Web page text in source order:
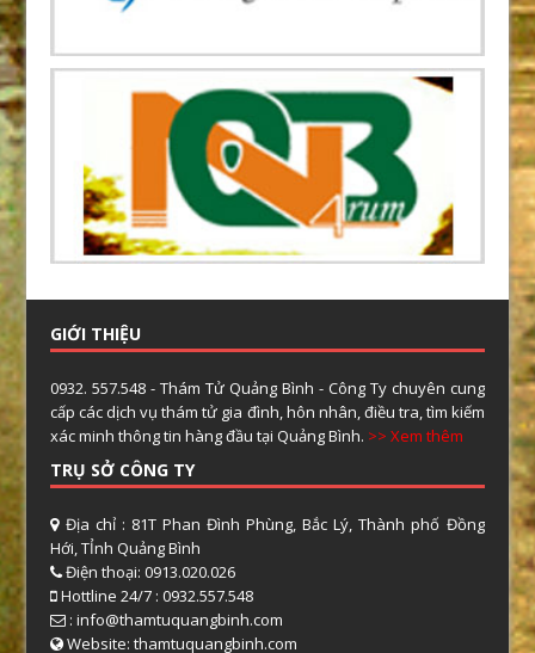
GIỚI THIỆU
0932. 557.548 - Thám Tử Quảng Bình - Công Ty chuyên cung
cấp các dịch vụ thám tử gia đình, hôn nhân, điều tra, tìm kiếm
xác minh thông tin hàng đầu tại Quảng Bình. >> Xem thêm
TRỤ SỞ CÔNG TY
Địa chỉ : 81T Phan Đình Phùng, Bắc Lý, Thành phố Đồng
Hới, TỈnh Quảng Bình
Điện thoại: 0913.020.026
Hottline 24/7 : 0932.557.548
: info@thamtuquangbinh.com
Website: thamtuquangbinh.com